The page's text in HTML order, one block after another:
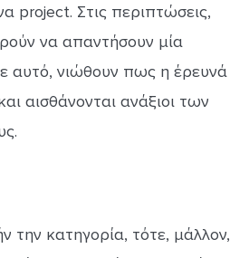
project. Στις περιπτώσεις,
να απαντήσουν μία
αυτό, νιώθουν πως η έρευνά
αισθάνονται ανάξιοι των
την κατηγορία, τότε, μάλλον,